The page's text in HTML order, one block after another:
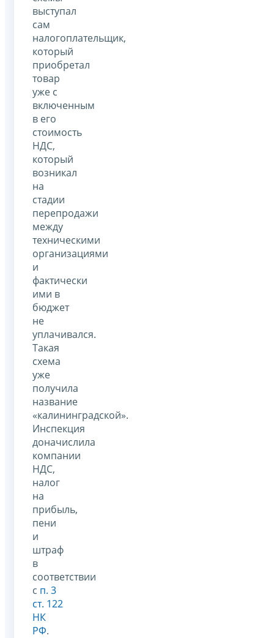
выступал
сам
налогоплательщик,
который
приобретал
товар
уже с
включенным
в его
стоимость
НДС,
который
возникал
на
стадии
перепродажи
между
техническими
организациями
и
фактически
ими в
бюджет
не
уплачивался.
Такая
схема
уже
получила
название
«калининградской».
Инспекция
доначислила
компании
НДС,
налог
на
прибыль,
пени
и
штраф
в
соответствии
с п. 3
ст. 122
НК
РФ.